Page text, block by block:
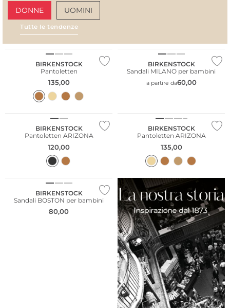
DONNE UOMINI
Tutte le tendenze
BIRKENSTOCK
Pantoletten
135,00
BIRKENSTOCK
Sandali MILANO per bambini
a partire da60,00
BIRKENSTOCK
Pantoletten ARIZONA
120,00
BIRKENSTOCK
Pantoletten ARIZONA
135,00
BIRKENSTOCK
Sandali BOSTON per bambini
80,00